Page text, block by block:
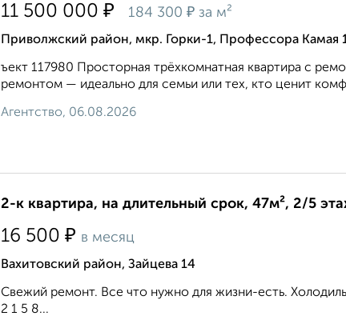
11 500 000 ₽ 184 300 ₽ за м²
Приволжский район, мкр. Горки-1, Профессора Камая
ъект 117980 Просторная трёхкомнатная квартира с
ремонтом — идеально для семьи или тех, кто ценит
Агентство, 06.08.2026
2-к квартира, на длительный срок, 47м², 2/5
16 500 ₽ в месяц
Вахитовский район, Зайцева 14
Свежий ремонт. Все что нужно для жизни-есть.
2 1 5 8...